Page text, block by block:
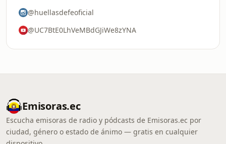
@huellasdefeoficial
@UC7BtE0LhVeMBdGJiWe8zYNA
Emisoras.ec
Escucha emisoras de radio y pódcasts de Emisoras.ec por
ciudad, género o estado de ánimo — gratis en cualquier